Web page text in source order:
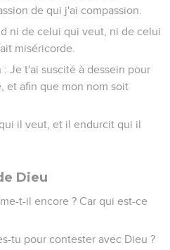
de qui j'ai compassion.
ni de celui qui veut, ni de celui
miséricorde.
: Je t'ai suscité à dessein pour
et afin que mon nom soit
il veut, et il endurcit qui il
Dieu
t-il encore ? Car qui est-ce
tu pour contester avec Dieu ?